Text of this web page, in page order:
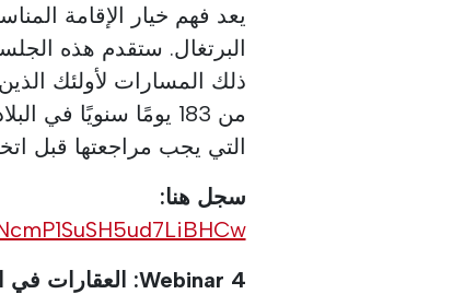
يعد فهم خيار الإقامة
البرتغال. ستقدم هذه
ذلك المسارات لأولئك
من 183 يومًا سنويًا
التي يجب مراجعتها قبل
سجل هنا:
Webinar 4: العقارات في البرتغال (الثلاثاء 30 يونيو 2026 الساعة 4 مساءً)